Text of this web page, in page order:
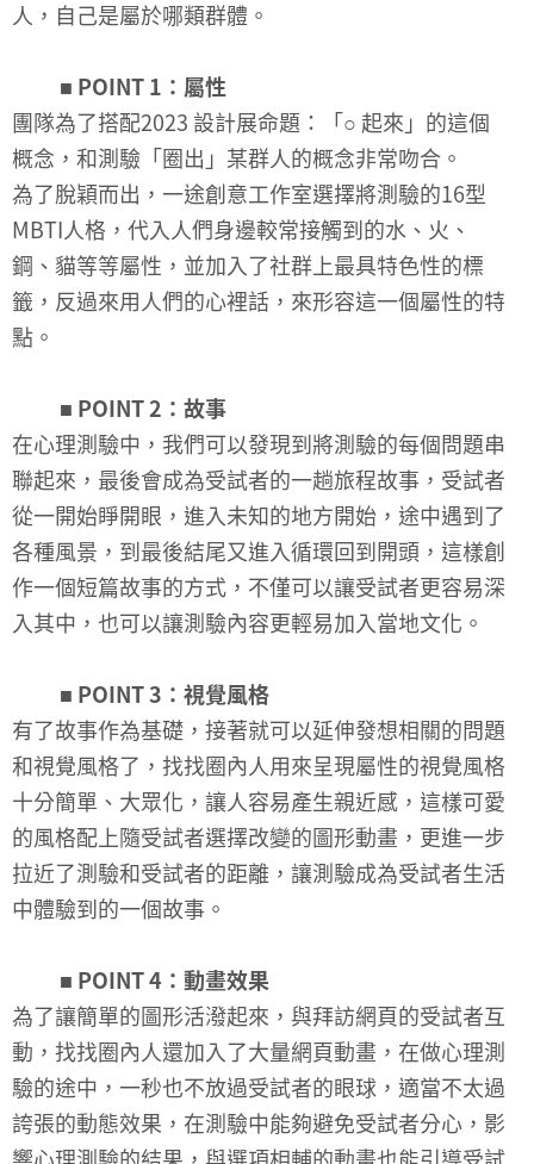
人，自己是屬於哪類群體。
■ POINT 1：屬性
團隊為了搭配2023 設計展命題：「○ 起來」的這個
概念，和測驗「圈出」某群人的概念非常吻合。
為了脫穎而出，一途創意工作室選擇將測驗的16型
MBTI人格，代入人們身邊較常接觸到的水、火、
鋼、貓等等屬性，並加入了社群上最具特色性的標
籤，反過來用人們的心裡話，來形容這一個屬性的特
點。
■ POINT 2：故事
在心理測驗中，我們可以發現到將測驗的每個問題串
聯起來，最後會成為受試者的一趟旅程故事，受試者
從一開始睜開眼，進入未知的地方開始，途中遇到了
各種風景，到最後結尾又進入循環回到開頭，這樣創
作一個短篇故事的方式，不僅可以讓受試者更容易深
入其中，也可以讓測驗內容更輕易加入當地文化。
■ POINT 3：視覺風格
有了故事作為基礎，接著就可以延伸發想相關的問題
和視覺風格了，找找圈內人用來呈現屬性的視覺風格
十分簡單、大眾化，讓人容易產生親近感，這樣可愛
的風格配上隨受試者選擇改變的圖形動畫，更進一步
拉近了測驗和受試者的距離，讓測驗成為受試者生活
中體驗到的一個故事。
■ POINT 4：動畫效果
為了讓簡單的圖形活潑起來，與拜訪網頁的受試者互
動，找找圈內人還加入了大量網頁動畫，在做心理測
驗的途中，一秒也不放過受試者的眼球，適當不太過
誇張的動態效果，在測驗中能夠避免受試者分心，影